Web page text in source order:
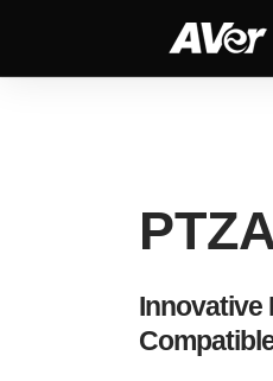
PTZApp
Innovative